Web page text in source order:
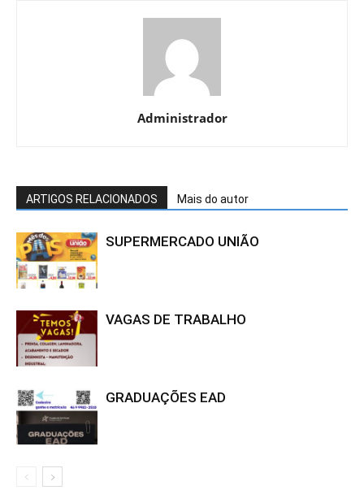
Administrador
ARTIGOS RELACIONADOS Mais do autor
SUPERMERCADO UNIÃO
VAGAS DE TRABALHO
GRADUAÇÕES EAD